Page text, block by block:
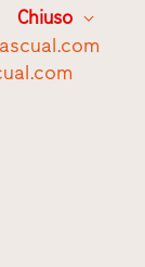
Chiuso